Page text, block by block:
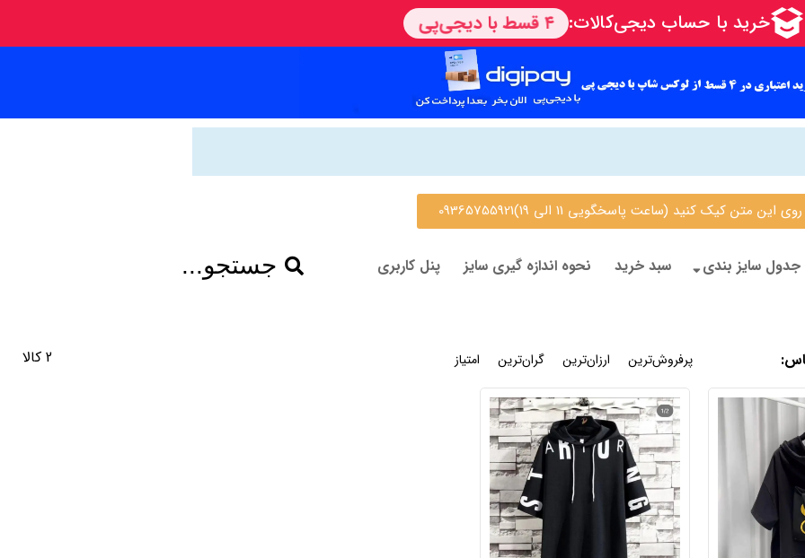
کیک کنید (ساعت پاسخگویی 11 الی 19)09365755921
جدول سایز بندی سبد خرید نحوه اندازه گیری سایز پنل کاربری جستجو...
2 کالا : پرفروش‌ترین ارزان‌ترین گران‌ترین امتیاز